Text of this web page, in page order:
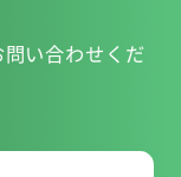
い合わせくだ